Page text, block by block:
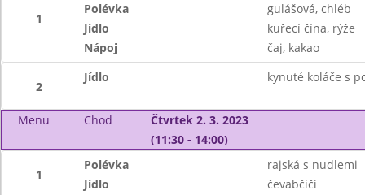
1
Polévka
gulášová, chléb
Jídlo
kuřecí čína, rýže
Nápoj
čaj, kakao
2
Jídlo kynuté koláče s
Menu Chod
Čtvrtek 2. 3. 2023
(11:30 - 14:00)
1
Polévka
rajská s nudlemi
Jídlo
čevabčiči